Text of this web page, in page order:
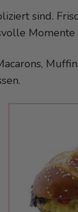
sind.
Momente